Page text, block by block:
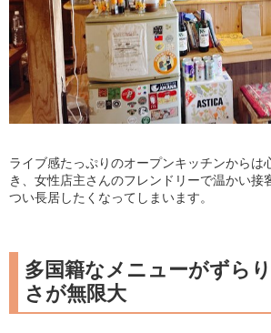
ライブ感たっぷりのオープンキッチンからは
き、女性店主さんのフレンドリーで温かい接
つい長居したくなってしまいます。
多国籍なメニューがずら
さが無限大